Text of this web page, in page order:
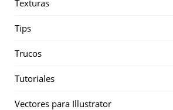
Texturas
Tips
Trucos
Tutoriales
Vectores para Illustrator